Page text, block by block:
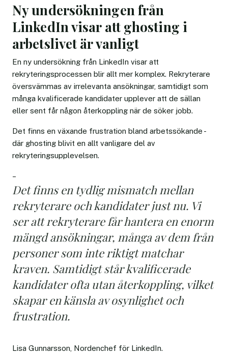
Ny undersökningen från
LinkedIn visar att ghosting i
arbetslivet är vanligt
En ny undersökning från LinkedIn visar att
rekryteringsprocessen blir allt mer komplex. Rekryterare
översvämmas av irrelevanta ansökningar, samtidigt som
många kvalificerade kandidater upplever att de sällan
eller sent får någon återkoppling när de söker jobb.
Det finns en växande frustration bland arbetssökande -
där ghosting blivit en allt vanligare del av
rekryteringsupplevelsen.
–
Det finns en tydlig mismatch mellan
rekryterare och kandidater just nu. Vi
ser att rekryterare får hantera en enorm
mängd ansökningar, många av dem från
personer som inte riktigt matchar
kraven. Samtidigt står kvalificerade
kandidater ofta utan återkoppling, vilket
skapar en känsla av osynlighet och
frustration.
Lisa Gunnarsson, Nordenchef för LinkedIn.